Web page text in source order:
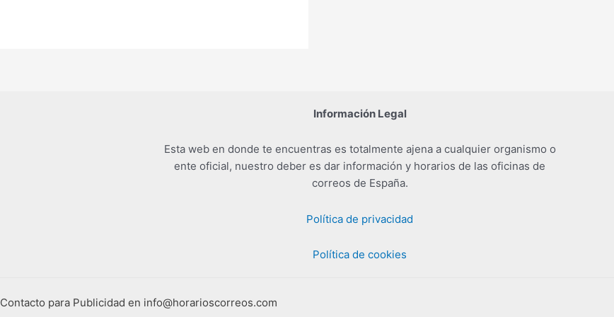
Información Legal
Esta web en donde te encuentras es totalmente ajena a cualquier organismo o
ente oficial, nuestro deber es dar información y horarios de las oficinas de
correos de España.
Política de privacidad
Política de cookies
Contacto para Publicidad en info@horarioscorreos.com